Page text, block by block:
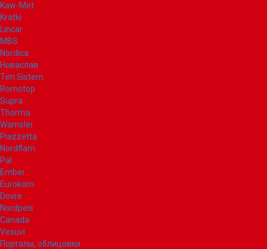
Kaw-Met
Kratki
Lincar
MBS
Nordica
Новаслав
Tim Sistem
Romotop
Supra
Thorma
Wamsler
Piazzetta
Nordflam
Pal
Ember
Eurokom
Dovre
Nordpeis
Canada
Vesuvi
Порталы, облицовки